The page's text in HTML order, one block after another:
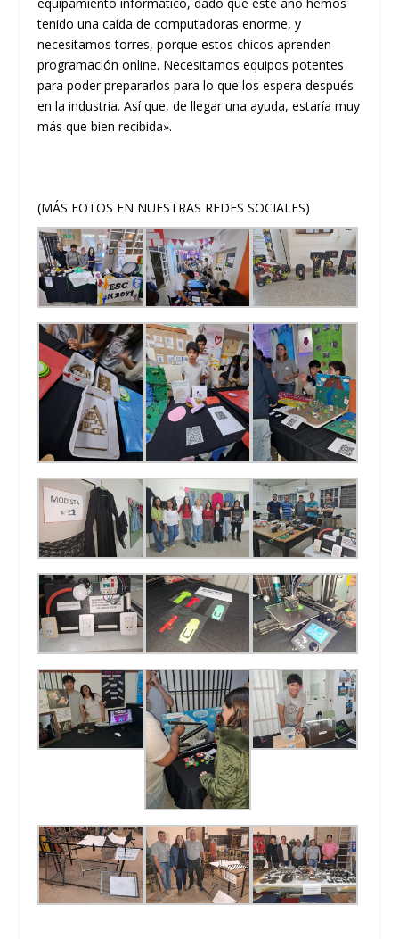
tenido una caída de computadoras enorme, y
necesitamos torres, porque estos chicos aprenden
programación online. Necesitamos equipos potentes
para poder prepararlos para lo que los espera después
en la industria. Así que, de llegar una ayuda, estaría muy
más que bien recibida».
(MÁS FOTOS EN NUESTRAS REDES SOCIALES)